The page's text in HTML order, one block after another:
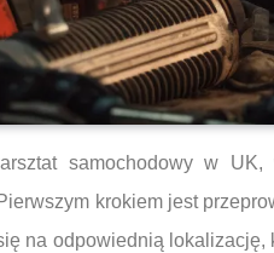
samochodowy w
krokiem jest
na odpowiednią lokalizację,